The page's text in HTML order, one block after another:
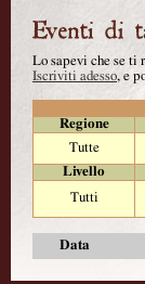
Lo sapevi che se ti
Iscriviti adesso, e
Regione
Tutte
Livello
Tutti
Data